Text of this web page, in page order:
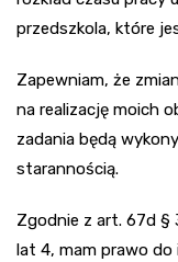
przedszkola, które
Zapewniam, że
na realizację moich
zadania będą
starannością.
Zgodnie z art. 67d §
lat 4, mam prawo do